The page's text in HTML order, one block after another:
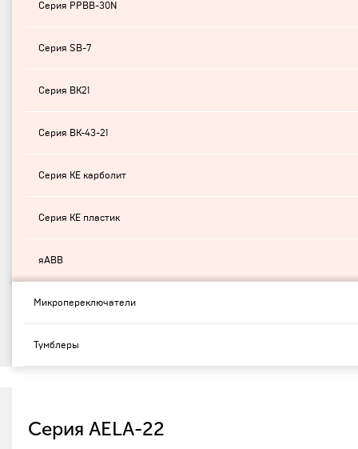
Серия PPBB-30N
Серия SB-7
Серия ВК21
Серия ВК-43-21
Серия КЕ карболит
Серия КЕ пластик
яABB
Микропереключатели
Тумблеры
Серия AELA-22